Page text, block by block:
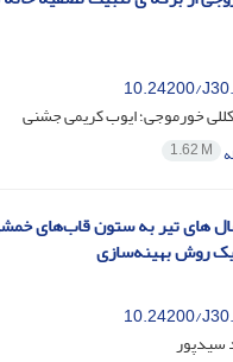
10.24200/
خورموجی؛ ایوب کریمی جشنی
1.62 M
های تیر به ستون قاب‌های
یک روش بهینه‌سازی
10.24200/
سیدپور